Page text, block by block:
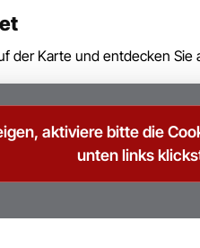
der Karte und entdecken Sie
aktiviere bitte die
unten links